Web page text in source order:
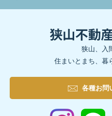
狭山、入
住まいとまち、暮
各種お問